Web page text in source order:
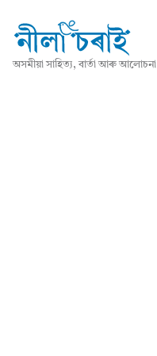
অসমীয়া সাহিত্য, বাৰ্তা আৰু আলোচনা